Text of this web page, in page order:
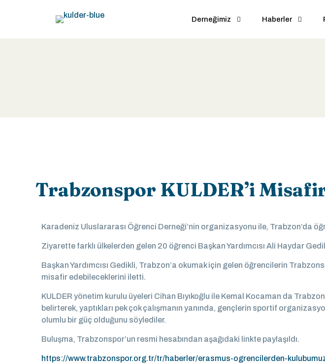
Derneğimiz Haberler
Trabzonspor KULDER’i
Karadeniz Uluslararası Öğrenci Derneği’nin organizasyonu ile, Trabzon’da
Ziyarette farklı ülkelerden gelen 20 öğrenci Başkan Yardımcısı Ali Haydar
Başkan Yardımcısı Gedikli, Trabzon’a okumak için gelen öğrencilerin
misafir edebileceklerini iletti.
KULDER yönetim kurulu üyeleri Cihan Bıyıkoğlu ile Kemal Kocaman da
belirterek, yaptıkları pek çok çalışmanın yanında, gençlerin sportif
olumlu bir güç olduğunu söylediler.
Buluşma, Trabzonspor’un resmi hesabından aşağıdaki linkte paylaşıldı.
https://www.trabzonspor.org.tr/tr/haberler/erasmus-ogrencilerden-